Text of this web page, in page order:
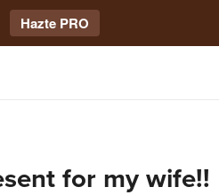
Hazte PRO
for my wife!!